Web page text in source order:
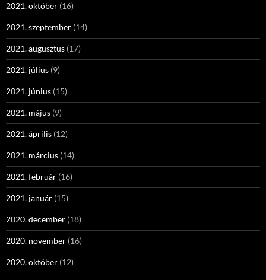
2021. október (16)
2021. szeptember (14)
2021. augusztus (17)
2021. július (9)
2021. június (15)
2021. május (9)
2021. április (12)
2021. március (14)
2021. február (16)
2021. január (15)
2020. december (18)
2020. november (16)
2020. október (12)